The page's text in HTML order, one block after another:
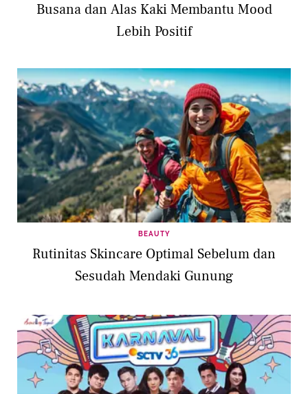
Busana dan Alas Kaki Membantu Mood
Lebih Positif
BEAUTY
Rutinitas Skincare Optimal Sebelum dan
Sesudah Mendaki Gunung